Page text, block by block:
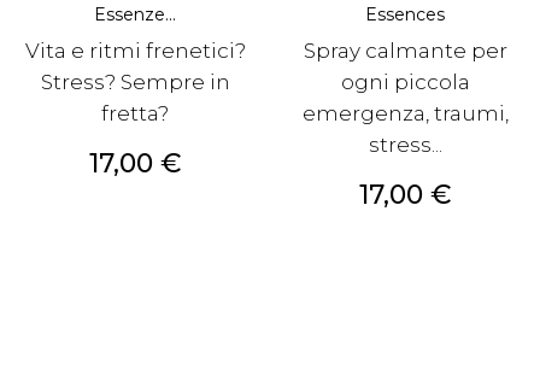
Essenze...
Vita e ritmi frenetici?
Stress? Sempre in
fretta?
Prezzo
17,00 €
Essences
Spray calmante per
ogni piccola
emergenza, traumi,
stress...
Prezzo
17,00 €